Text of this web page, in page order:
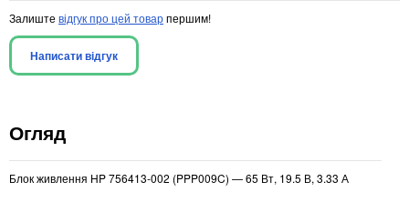
Залиште відгук про цей товарпершим!
Написати відгук
Огляд
Блок живлення HP 756413-002 (PPP009C) — 65 Вт, 19.5 В, 3.33 А